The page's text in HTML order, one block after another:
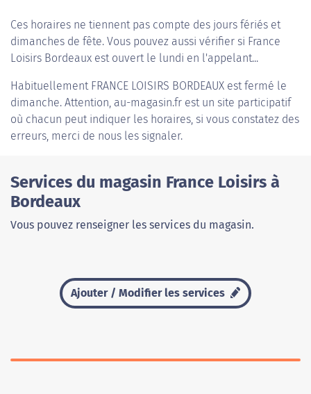
Ces horaires ne tiennent pas compte des jours fériés et
dimanches de fête. Vous pouvez aussi vérifier si France
Loisirs Bordeaux est ouvert le lundi en l'appelant...
Habituellement FRANCE LOISIRS BORDEAUX est fermé le
dimanche. Attention, au-magasin.fr est un site participatif
où chacun peut indiquer les horaires, si vous constatez des
erreurs, merci de nous les signaler.
Services du magasin France Loisirs à
Bordeaux
Vous pouvez renseigner les services du magasin.
Ajouter / Modifier les services